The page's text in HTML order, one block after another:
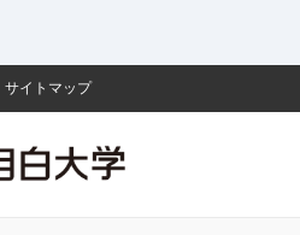
サイトマップ